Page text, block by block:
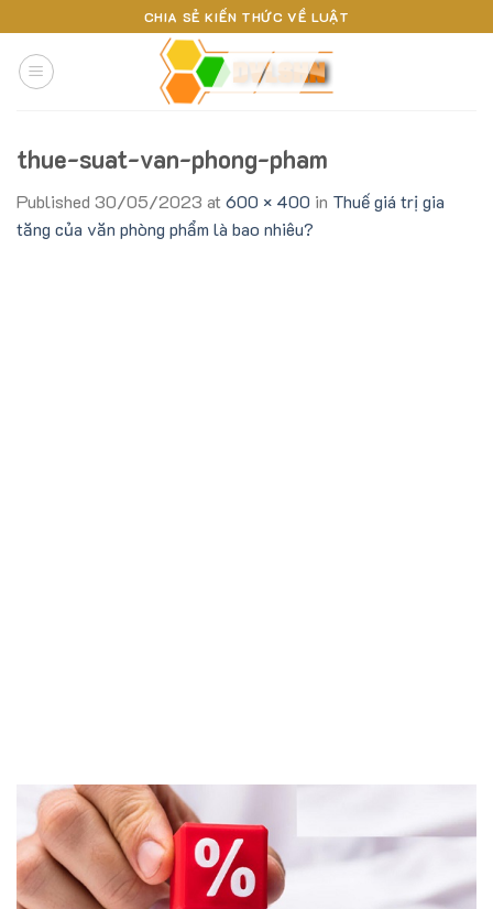
to
content
CHIA SẺ KIẾN THỨC VỀ LUẬT
thue-suat-van-phong-pham
Published 30/05/2023 at 600 × 400 in Thuế giá trị gia
tăng của văn phòng phẩm là bao nhiêu?